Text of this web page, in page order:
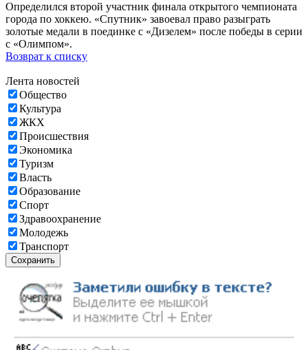
Определился второй участник финала открытого чемпионата
города по хоккею. «Спутник» завоевал право разыграть
золотые медали в поединке с «Дизелем» после победы в серии
с «Олимпом».
Возврат к списку
Лента новостей
Общество
Культура
ЖКХ
Происшествия
Экономика
Туризм
Власть
Образование
Спорт
Здравоохранение
Молодежь
Транспорт
Сохранить